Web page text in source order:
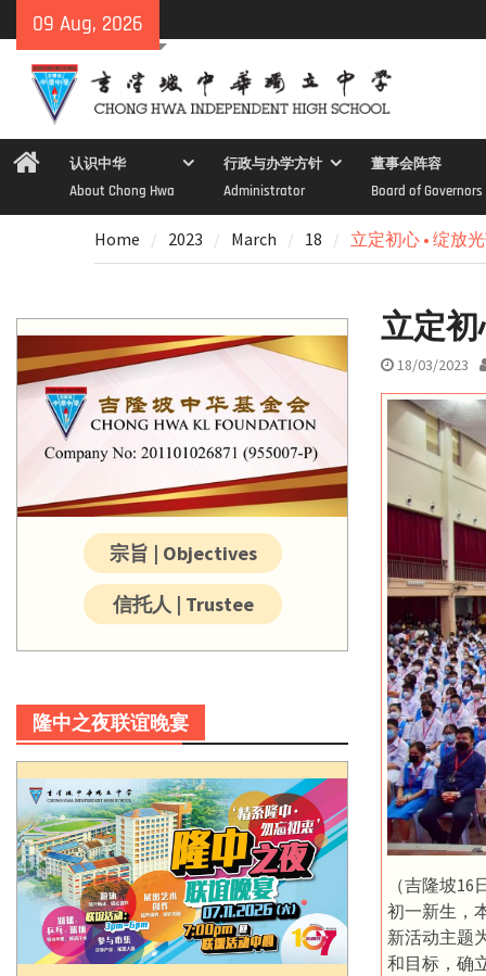
to
content
09 Aug, 2026
Home认识中华
About Chong Hwa
行政与办学方针
Administrator
董事会阵容
Board of Governors
Home 2023 March 18 立定初心 • 绽放
立定初
18/03/2023
（吉隆坡
初一新生，
新活动主题
和目标，确
宗旨 | Objectives
信托人 | Trustee
隆中之夜联谊晚宴